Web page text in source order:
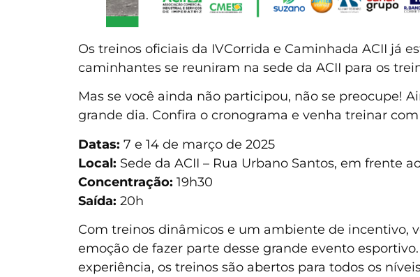
Os treinos oficiais da IVCorrida e Caminhada ACII já
caminhantes se reuniram na sede da ACII para os
Mas se você ainda não participou, não se preocupe!
grande dia. Confira o cronograma e venha treinar
Datas: 7 e 14 de março de 2025
Local: Sede da ACII – Rua Urbano Santos, em frente
Concentração: 19h30
Saída: 20h
Com treinos dinâmicos e um ambiente de incentivo,
emoção de fazer parte desse grande evento
experiência, os treinos são abertos para todos os